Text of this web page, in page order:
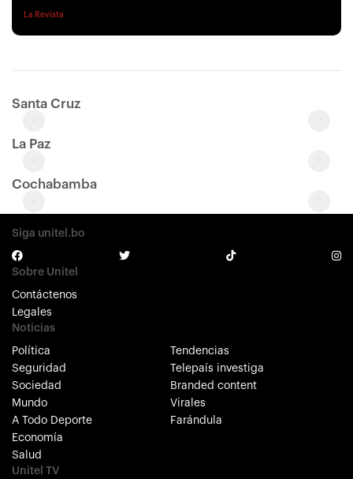
La Revista
Santa Cruz
La Paz
Cochabamba
Siga unitel.bo
Sobre Unitel
Contáctenos
Legales
Noticias
Política
Seguridad
Sociedad
Mundo
A Todo Deporte
Economía
Salud
Tendencias
Telepaís investiga
Branded content
Virales
Farándula
Unitel TV